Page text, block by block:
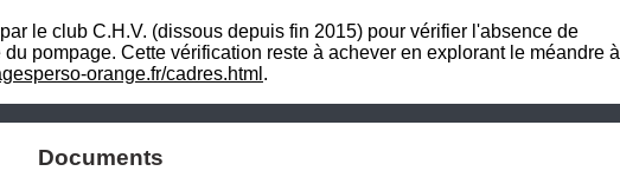
le club C.H.V. (dissous depuis fin 2015) pour vérifier l'absence de
pompage. Cette vérification reste à achever en explorant le méandre à
orange.fr/cadres.html .
Documents